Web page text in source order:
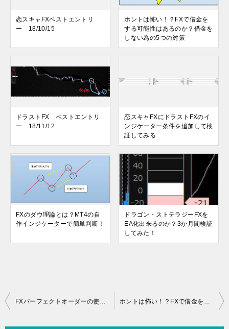
恋スキャFXベストエントリ
ー 18/10/15
ホントは怖い！？FXで借金を
する可能性はあるのか？借金を
しない為の5つの対策
ドラストFX ベストエントリ
ー 18/11/12
恋スキャFXにドラストFXのイ
ンジケーター条件を追加して検
証してみる
FXのダウ理論とは？MT4の自
作インジケーターで簡単判断！
ドラゴン・ストテラジーFXを
EA化出来るのか？3か月間検証
してみた！
投